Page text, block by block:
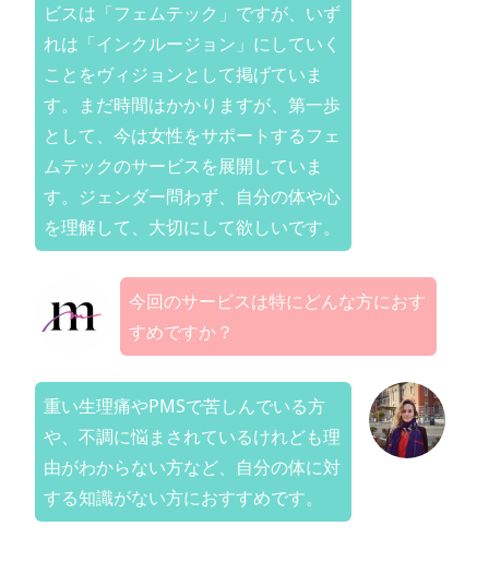
ビスは「フェムテック」ですが、いず
れは「インクルージョン」にしていく
ことをヴィジョンとして掲げていま
す。まだ時間はかかりますが、第一歩
として、今は女性をサポートするフェ
ムテックのサービスを展開していま
す。ジェンダー問わず、自分の体や心
を理解して、大切にして欲しいです。
今回のサービスは特にどんな方におす
すめですか？
重い生理痛やPMSで苦しんでいる方
や、不調に悩まされているけれども理
由がわからない方など、自分の体に対
する知識がない方におすすめです。